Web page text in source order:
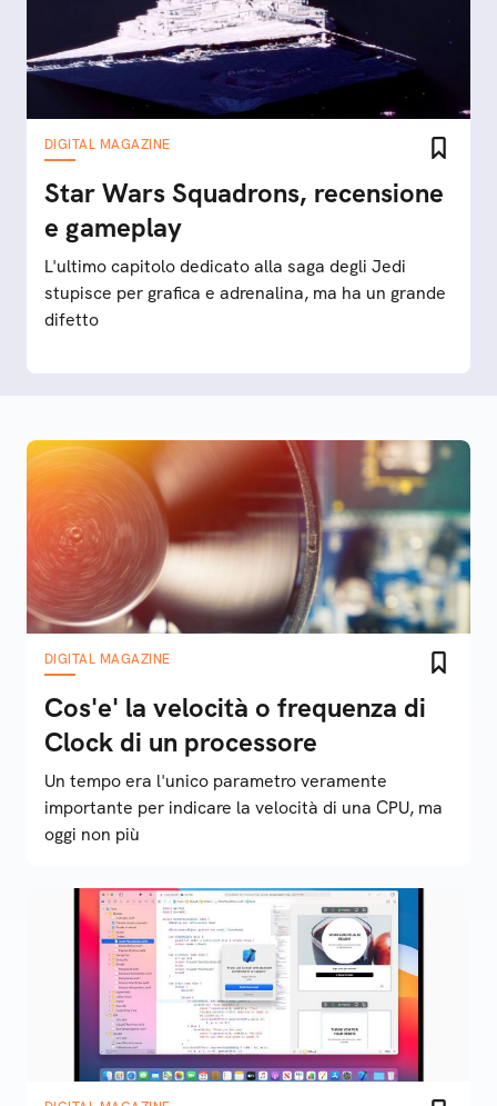
DIGITAL MAGAZINE
Star Wars Squadrons, recensione
e gameplay
L'ultimo capitolo dedicato alla saga degli Jedi
stupisce per grafica e adrenalina, ma ha un grande
difetto
DIGITAL MAGAZINE
Cos'e' la velocità o frequenza di
Clock di un processore
Un tempo era l'unico parametro veramente
importante per indicare la velocità di una CPU, ma
oggi non più